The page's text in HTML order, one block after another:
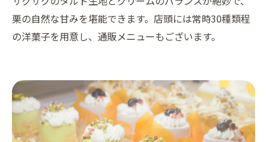
栗の自然な甘みを堪能できます。店頭には常時30種類程
の洋菓子を用意し、通販メニューもございます。